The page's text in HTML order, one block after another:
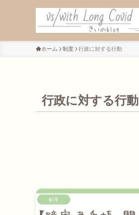
ホーム 制度 行政に対する行動
行政に対する行動